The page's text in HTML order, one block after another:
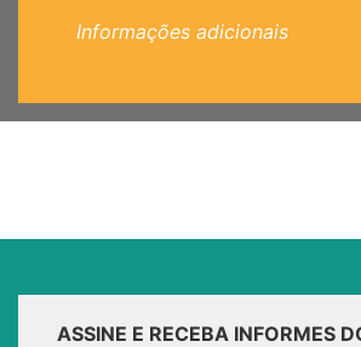
Informações adicionais
ASSINE E RECEBA INFORMES